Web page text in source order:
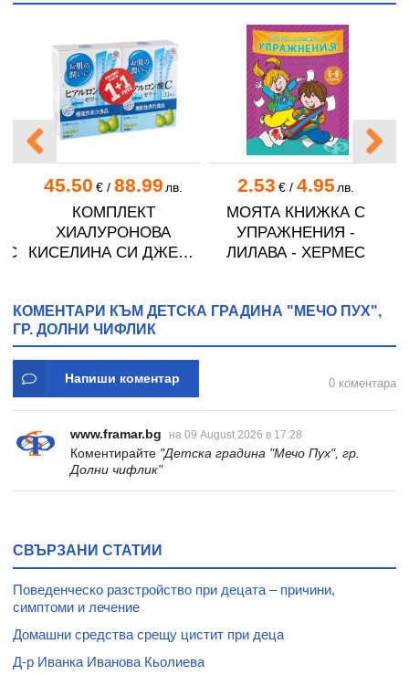
45.50 €/ 88.99 лв.
КОМПЛЕКТ
ХИАЛУРОНОВА
КИСЕЛИНА СИ ДЖЕЛИ
2.53 €/ 4.95 лв.
МОЯТА КНИЖКА С
УПРАЖНЕНИЯ -
ЛИЛАВА - ХЕРМЕС
КОМЕНТАРИ КЪМ ДЕТСКА ГРАДИНА "МЕЧО ПУХ",
ГР. ДОЛНИ ЧИФЛИК
Напиши коментар 0 коментара
www.framar.bg на 09 August 2026 в 17:28
Коментирайте "Детска градина "Мечо Пух", гр.
Долни чифлик"
СВЪРЗАНИ СТАТИИ
Поведенческо разстройство при децата – причини,
симптоми и лечение
Домашни средства срещу цистит при деца
Д-р Иванка Иванова Кьолиева